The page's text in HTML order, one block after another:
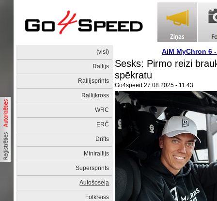
(visi)
Rallijs
Rallijsprints
Rallijkross
WRC
ERČ
Drifts
Minirallijs
Supersprints
Autošoseja
Folkreiss
AiM MyChron 6
Sesks: Pirmo reizi
spēkratu
Go4speed 27.08.2025 - 11:43